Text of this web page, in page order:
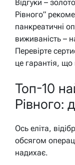
Відгуки –
Рівного”
панкреатичні
виживаність –
Перевірте
це гарантія,
Топ-10
Рівного:
Ось еліта,
обсягом
надихає.